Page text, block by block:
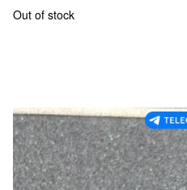
Out of stock